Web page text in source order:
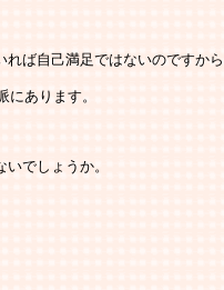
ば自己満足ではないのですか
にあります。
でしょうか。